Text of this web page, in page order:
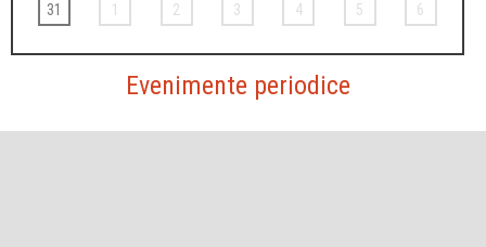
31 1 2 3 4 5 6
Evenimente periodice